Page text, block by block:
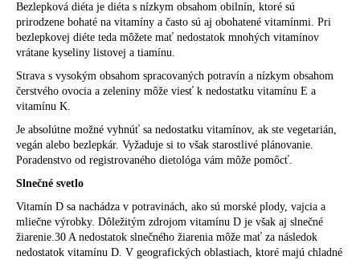
Bezlepková diéta je diéta s nízkym obsahom obilnín, ktoré sú
prirodzene bohaté na vitamíny a často sú aj obohatené vitamínmi. Pri
bezlepkovej diéte teda môžete mať nedostatok mnohých vitamínov
vrátane kyseliny listovej a tiamínu.
Strava s vysokým obsahom spracovaných potravín a nízkym obsahom
čerstvého ovocia a zeleniny môže viesť k nedostatku vitamínu E a
vitamínu K.
Je absolútne možné vyhnúť sa nedostatku vitamínov, ak ste vegetarián,
vegán alebo bezlepkár. Vyžaduje si to však starostlivé plánovanie.
Poradenstvo od registrovaného dietológa vám môže pomôcť.
Slnečné svetlo
Vitamín D sa nachádza v potravinách, ako sú morské plody, vajcia a
mliečne výrobky. Dôležitým zdrojom vitamínu D je však aj slnečné
žiarenie.30 A nedostatok slnečného žiarenia môže mať za následok
nedostatok vitamínu D. V geografických oblastiach, ktoré majú chladné